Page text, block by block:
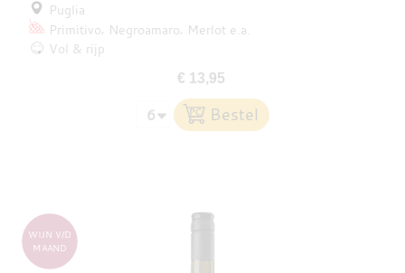
Puglia
Primitivo Negroamaro Merlot e.a.
Vol & rijp
€ 13,95
WIJN V/D
MAAND